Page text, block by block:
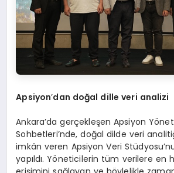
Apsiyon’dan doğal dille veri analizi
Ankara’da gerçekleşen Apsiyon
Sohbetleri’nde, doğal dilde veri
imkân veren Apsiyon Veri
yapıldı. Yöneticilerin tüm verilere en